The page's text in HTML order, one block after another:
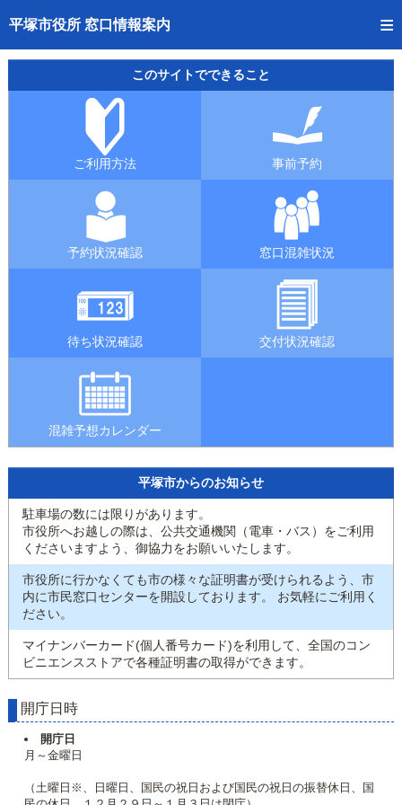
平塚市役所 窓口情報案内
トップページへ
ご利用方法
事前予約
予約状況確認
窓口混雑状況
待ち状況確認
交付状況確認
混雑予想カレンダー
このサイトでできること
ご利用方法 事前予約
予約状況確認 窓口混雑状況
待ち状況確認 交付状況確認
混雑予想カレンダー
平塚市からのお知らせ
駐車場の数には限りがあります。
市役所へお越しの際は、公共交通機関（電車・バス）をご利用
くださいますよう、御協力をお願いいたします。
市役所に行かなくても市の様々な証明書が受けられるよう、市
内に市民窓口センターを開設しております。 お気軽にご利用く
ださい。
マイナンバーカード(個人番号カード)を利用して、全国のコン
ビニエンスストアで各種証明書の取得ができます。
開庁日時
開庁日
月～金曜日
（土曜日※、日曜日、国民の祝日および国民の祝日の振替休日、国